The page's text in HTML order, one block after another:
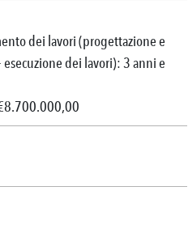
dei lavori (progettazione e
dei lavori): 3 anni e